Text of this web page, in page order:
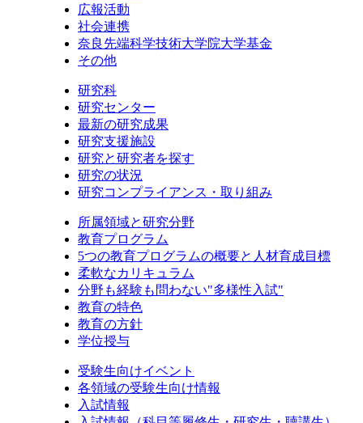
広報活動
社会連携
奈良先端科学技術大学院大学基金
その他
研究科
研究センター
最新の研究成果
研究支援施設
研究と研究者を探す
研究の状況
研究コンプライアンス・取り組み
所属領域と研究分野
教育プログラム
5つの教育プログラムの概要と人材育成目標
柔軟なカリキュラム
分野も経験も問わない"多様性入試"
教育の特色
教育の方針
学位授与
受験生向けイベント
各領域の受験生向け情報
入試情報